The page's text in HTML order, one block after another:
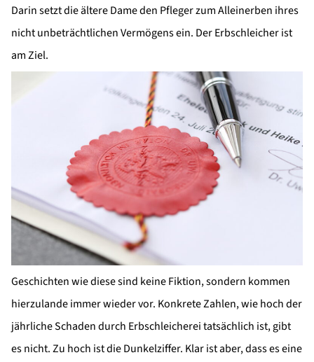
Darin setzt die ältere Dame den Pfleger zum Alleinerben ihres
nicht unbeträchtlichen Vermögens ein. Der Erbschleicher ist
am Ziel.
Geschichten wie diese sind keine Fiktion, sondern kommen
hierzulande immer wieder vor. Konkrete Zahlen, wie hoch der
jährliche Schaden durch Erbschleicherei tatsächlich ist, gibt
es nicht. Zu hoch ist die Dunkelziffer. Klar ist aber, dass es eine